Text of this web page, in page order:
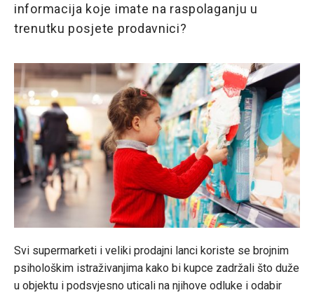
informacija koje imate na raspolaganju u
trenutku posjete prodavnici?
Svi supermarketi i veliki prodajni lanci koriste se brojnim
psihološkim istraživanjima kako bi kupce zadržali što duže
u objektu i podsvjesno uticali na njihove odluke i odabir